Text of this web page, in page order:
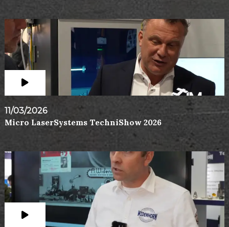
11/03/2026
Micro LaserSystems TechniShow 2026